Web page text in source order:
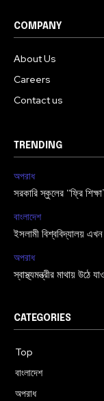
COMPANY
About Us
Careers
Contact us
TRENDING
অপরাধ
সরকারি স্কুলের “ফ্রি
বাংলাদেশ
ইসলামী বিশ্ববিদ্যালয় এখন
অপরাধ
স্বাস্থ্যমন্ত্রীর মাথায় উঠে
CATEGORIES
Top
বাংলাদেশ
অপরাধ